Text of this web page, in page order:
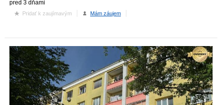
pred 3 dňami
Pridať k zaujímavým Mám záujem